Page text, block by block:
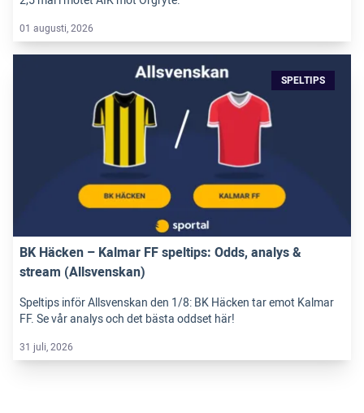
01 augusti, 2026
SPELTIPS
BK Häcken – Kalmar FF speltips: Odds, analys &
stream (Allsvenskan)
Speltips inför Allsvenskan den 1/8: BK Häcken tar emot Kalmar
FF. Se vår analys och det bästa oddset här!
31 juli, 2026